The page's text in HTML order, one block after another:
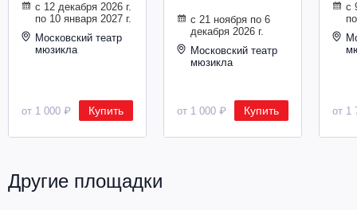
с 12 декабря 2026 г.
по 10 января 2027 г.
Московский театр
мюзикла
от 1 000 ₽ Купить
с 21 ноября по 6
декабря 2026 г.
Московский театр
мюзикла
от 1 000 ₽ Купить
с
от 1
Другие площадки